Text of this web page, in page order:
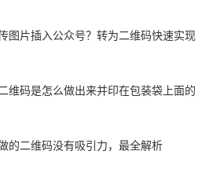
图片插入公众号？转为二维码快速实现
维码是怎么做出来并印在包装袋上面的
的二维码没有吸引力，最全解析